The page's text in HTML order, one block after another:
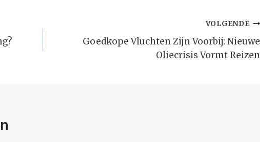
VOLGENDE
Goedkope Vluchten Zijn Voorbij: Nieuwe
Oliecrisis Vormt Reizen